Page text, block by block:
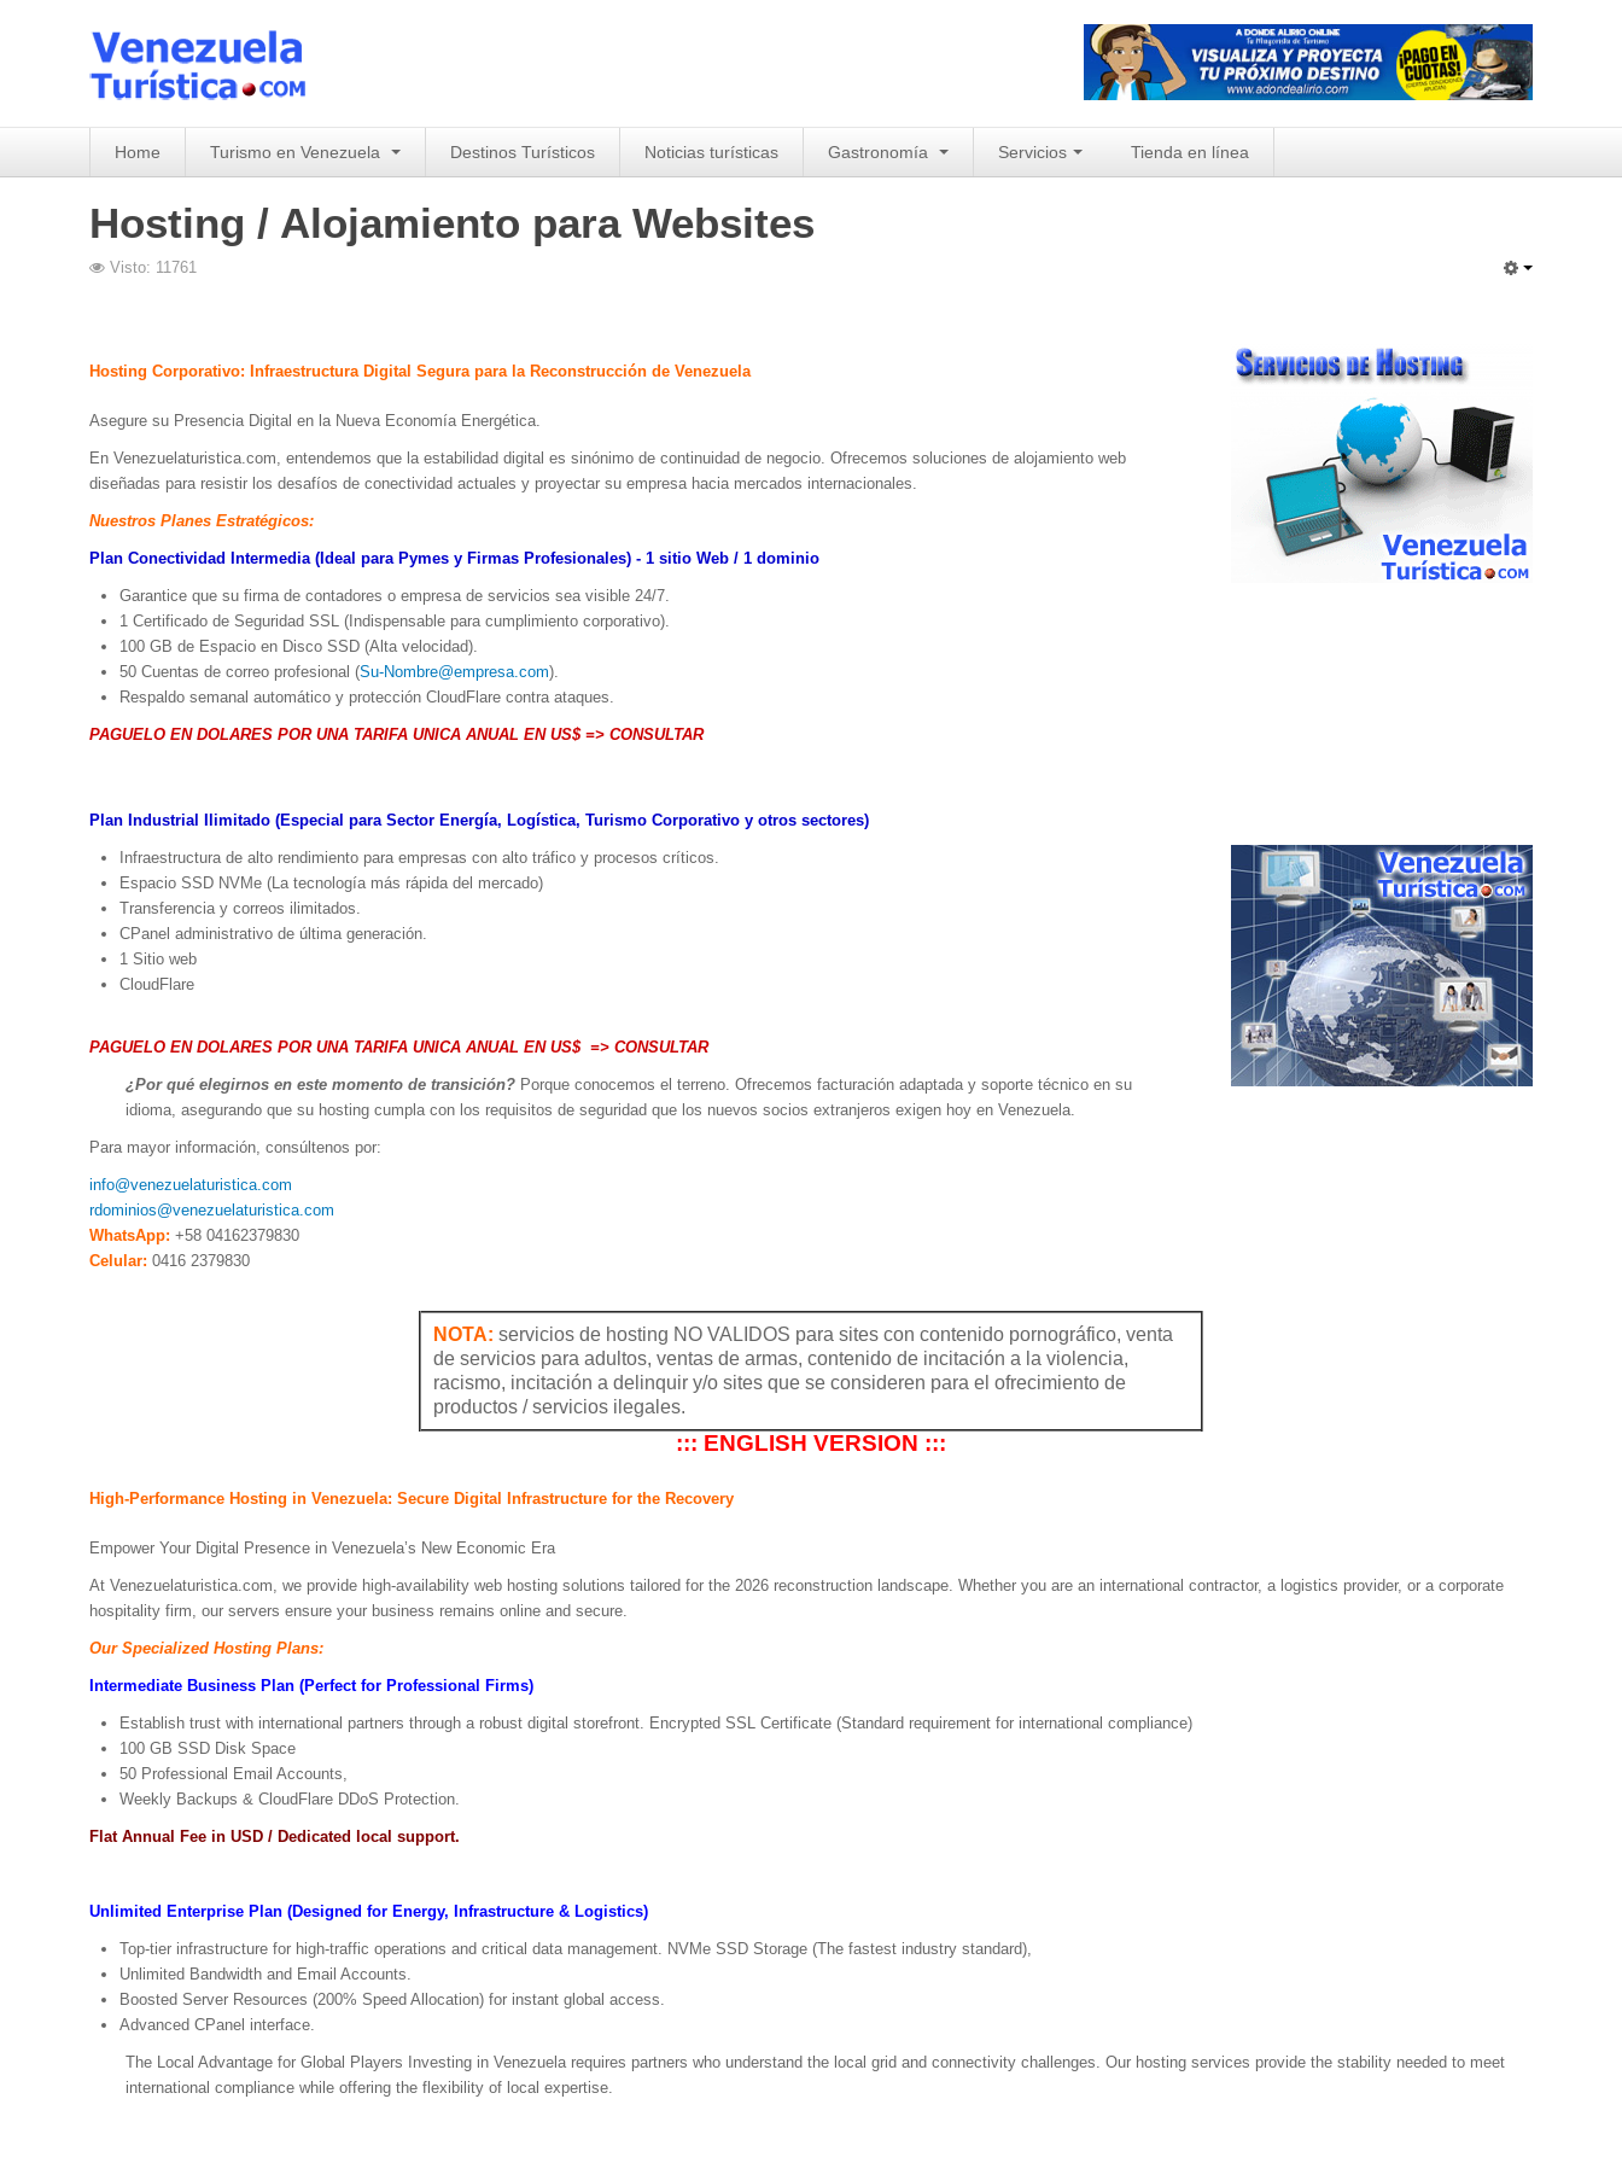
Home Turismo en Venezuela Destinos Turísticos Noticias turísticas Gastronomía Servicios Tienda en línea
Hosting / Alojamiento para Websites
Visto: 11761
Hosting Corporativo: Infraestructura Digital Segura para la Reconstrucción de Venezuela
Asegure su Presencia Digital en la Nueva Economía Energética.
En Venezuelaturistica.com, entendemos que la estabilidad digital es sinónimo de continuidad de negocio. Ofrecemos soluciones de alojamiento web
diseñadas para resistir los desafíos de conectividad actuales y proyectar su empresa hacia mercados internacionales.
Nuestros Planes Estratégicos:
Plan Conectividad Intermedia (Ideal para Pymes y Firmas Profesionales) - 1 sitio Web / 1 dominio
Garantice que su firma de contadores o empresa de servicios sea visible 24/7.
1 Certificado de Seguridad SSL (Indispensable para cumplimiento corporativo).
100 GB de Espacio en Disco SSD (Alta velocidad).
50 Cuentas de correo profesional (Su-Nombre@empresa.com).
Respaldo semanal automático y protección CloudFlare contra ataques.
PAGUELO EN DOLARES POR UNA TARIFA UNICA ANUAL EN US$ => CONSULTAR
Plan Industrial Ilimitado (Especial para Sector Energía, Logística, Turismo Corporativo y otros sectores)
Infraestructura de alto rendimiento para empresas con alto tráfico y procesos críticos.
Espacio SSD NVMe (La tecnología más rápida del mercado)
Transferencia y correos ilimitados.
CPanel administrativo de última generación.
1 Sitio web
CloudFlare
PAGUELO EN DOLARES POR UNA TARIFA UNICA ANUAL EN US$ => CONSULTAR
¿Por qué elegirnos en este momento de transición? Porque conocemos el terreno. Ofrecemos facturación adaptada y soporte técnico en su
idioma, asegurando que su hosting cumpla con los requisitos de seguridad que los nuevos socios extranjeros exigen hoy en Venezuela.
Para mayor información, consúltenos por:
info@venezuelaturistica.com
rdominios@venezuelaturistica.com
WhatsApp: +58 04162379830
Celular: 0416 2379830
NOTA: servicios de hosting NO VALIDOS para sites con contenido pornográfico, venta
de servicios para adultos, ventas de armas, contenido de incitación a la violencia,
racismo, incitación a delinquir y/o sites que se consideren para el ofrecimiento de
productos / servicios ilegales.
::: ENGLISH VERSION :::
High-Performance Hosting in Venezuela: Secure Digital Infrastructure for the Recovery
Empower Your Digital Presence in Venezuela’s New Economic Era
At Venezuelaturistica.com, we provide high-availability web hosting solutions tailored for the 2026 reconstruction landscape. Whether you are an international contractor, a logistics provider, or a corporate
hospitality firm, our servers ensure your business remains online and secure.
Our Specialized Hosting Plans:
Intermediate Business Plan (Perfect for Professional Firms)
Establish trust with international partners through a robust digital storefront. Encrypted SSL Certificate (Standard requirement for international compliance)
100 GB SSD Disk Space
50 Professional Email Accounts,
Weekly Backups & CloudFlare DDoS Protection.
Flat Annual Fee in USD / Dedicated local support.
Unlimited Enterprise Plan (Designed for Energy, Infrastructure & Logistics)
Top-tier infrastructure for high-traffic operations and critical data management. NVMe SSD Storage (The fastest industry standard),
Unlimited Bandwidth and Email Accounts.
Boosted Server Resources (200% Speed Allocation) for instant global access.
Advanced CPanel interface.
The Local Advantage for Global Players Investing in Venezuela requires partners who understand the local grid and connectivity challenges. Our hosting services provide the stability needed to meet
international compliance while offering the flexibility of local expertise.